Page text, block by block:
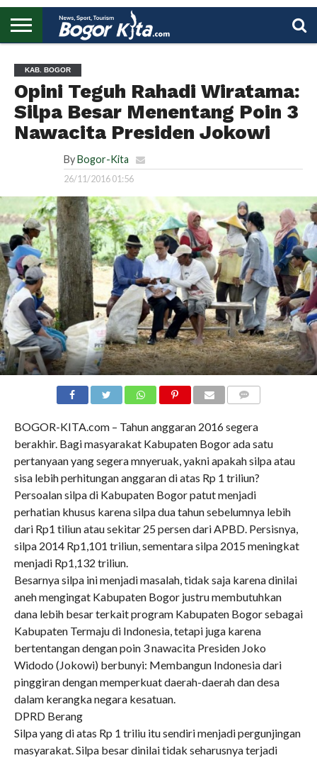
UTAMA
KAB. BOGOR
Opini Teguh Rahadi Wiratama:
Silpa Besar Menentang Poin 3
Nawacita Presiden Jokowi
By Bogor-Kita
26/11/2016 01:56
BOGOR-KITA.com – Tahun anggaran 2016 segera
berakhir. Bagi masyarakat Kabupaten Bogor ada satu
pertanyaan yang segera mnyeruak, yakni apakah silpa atau
sisa lebih perhitungan anggaran di atas Rp 1 triliun?
Persoalan silpa di Kabupaten Bogor patut menjadi
perhatian khusus karena silpa dua tahun sebelumnya lebih
dari Rp1 tiliun atau sekitar 25 persen dari APBD. Persisnya,
silpa 2014 Rp1,101 triliun, sementara silpa 2015 meningkat
menjadi Rp1,132 triliun.
Besarnya silpa ini menjadi masalah, tidak saja karena dinilai
aneh mengingat Kabupaten Bogor justru membutuhkan
dana lebih besar terkait program Kabupaten Bogor sebagai
Kabupaten Termaju di Indonesia, tetapi juga karena
bertentangan dengan poin 3 nawacita Presiden Joko
Widodo (Jokowi) berbunyi: Membangun Indonesia dari
pinggiran dengan memperkuat daerah-daerah dan desa
dalam kerangka negara kesatuan.
DPRD Berang
Silpa yang di atas Rp 1 triliu itu sendiri menjadi pergunjingan
masyarakat. Silpa besar dinilai tidak seharusnya terjadi